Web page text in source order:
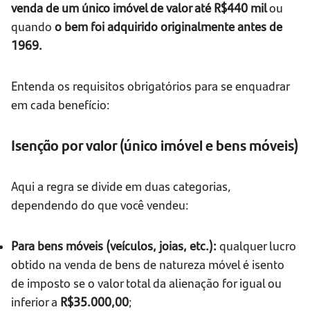
venda de um único imóvel de valor até R$440 milou
quando o bem foi adquirido originalmente antes de
1969.
Entenda os requisitos obrigatórios para se enquadrar
em cada benefício:
Isenção por valor (único imóvel e bens móveis)
Aqui a regra se divide em duas categorias,
dependendo do que você vendeu:
Para bens móveis (veículos, joias, etc.): qualquer lucro
obtido na venda de bens de natureza móvel é isento
de imposto se o valor total da alienação for igual ou
inferior a R$35.000,00;